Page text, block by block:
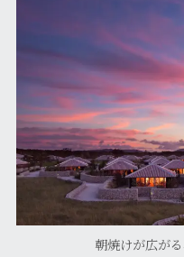
朝焼けが広が